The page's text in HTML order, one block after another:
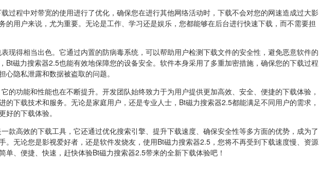
过程中对带宽的使用进行了优化，确保您在进行其他网络活动时，下载不会对您的网速造成过大影
的用户来说，尤为重要。无论是工作、学习还是娱乐，您都能够在后台进行快速下载，而不需要担
现得相当出色。它通过内置的防病毒系统，可以帮助用户检测下载文件的安全性，避免恶意软件的
Bt磁力搜索器2.5也能有效地保障您的设备安全。软件本身采用了多重加密措施，确保您的下载过程
隐私泄露和数据被盗取的问题。
的功能和性能也在不断提升。开发团队始终致力于为用户提供更加高效、安全、便捷的下载体验，
的下载技术和服务。无论是家庭用户，还是专业人士，Bt磁力搜索器2.5都能满足不同用户的需求，
的下载体验。
款高效的下载工具，它还通过优化搜索引擎、提升下载速度、确保安全性等多方面的优势，成为了
。无论您是影视爱好者，还是软件发烧友，使用Bt磁力搜索器2.5，您将不再受到下载速度慢、资源
单、便捷、快速，赶快体验Bt磁力搜索器2.5带来的全新下载体验吧！